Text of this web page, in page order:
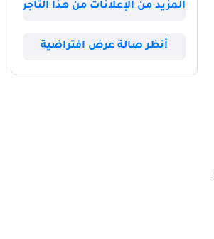
المزيد من الإعلانات من هذا التاجر
أنظر صالة عرض افتراضية